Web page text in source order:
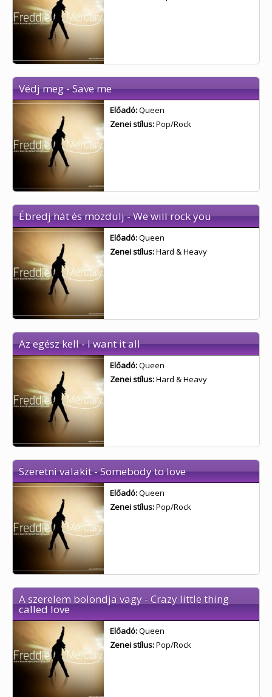
Védj meg - Save me
Előadó:Queen
Zenei stílus:Pop/Rock
Ébredj hát és mozdulj - We will rock you
Előadó:Queen
Zenei stílus:Hard & Heavy
Az egész kell - I want it all
Előadó:Queen
Zenei stílus:Hard & Heavy
Szeretni valakit - Somebody to love
Előadó:Queen
Zenei stílus:Pop/Rock
A szerelem bolondja vagy - Crazy little thing
called love
Előadó:Queen
Zenei stílus:Pop/Rock